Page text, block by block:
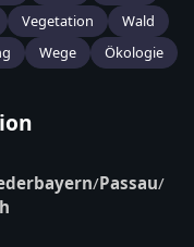
Vegetation
Wald
Wege Ökologie
/Passau/